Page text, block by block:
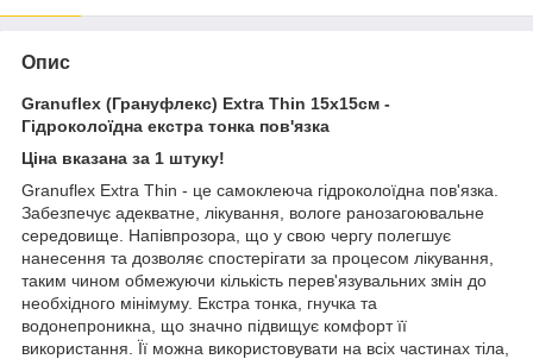
Опис
Granuflex (Грануфлекс) Extra Thin 15х15см -
Гідроколоїдна екстра тонка пов'язка
Ціна вказана за 1 штуку!
Granuflex Extra Thin - це самоклеюча гідроколоїдна пов'язка.
Забезпечує адекватне, лікування, вологе ранозагоювальне
середовище. Напівпрозора, що у свою чергу полегшує
нанесення та дозволяє спостерігати за процесом лікування,
таким чином обмежуючи кількість перев'язувальних змін до
необхідного мінімуму. Екстра тонка, гнучка та
водонепроникна, що значно підвищує комфорт її
використання. Її можна використовувати на всіх частинах тіла,